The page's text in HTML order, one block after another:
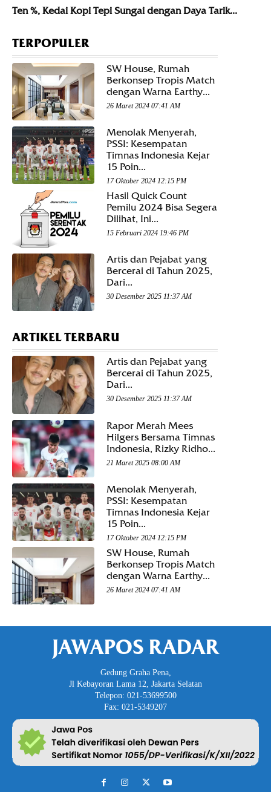
Ten %, Kedai Kopi Tepi Sungai dengan Daya Tarik...
TERPOPULER
SW House, Rumah
Berkonsep Tropis Match
dengan Warna Earthy...
26 Maret 2024 07:41 AM
Menolak Menyerah,
PSSI: Kesempatan
Timnas Indonesia Kejar
15 Poin...
17 Oktober 2024 12:15 PM
Hasil Quick Count
Pemilu 2024 Bisa Segera
Dilihat, Ini...
15 Februari 2024 19:46 PM
Artis dan Pejabat yang
Bercerai di Tahun 2025,
Dari...
30 Desember 2025 11:37 AM
ARTIKEL TERBARU
Artis dan Pejabat yang
Bercerai di Tahun 2025,
Dari...
30 Desember 2025 11:37 AM
Rapor Merah Mees
Hilgers Bersama Timnas
Indonesia, Rizky Ridho...
21 Maret 2025 08:00 AM
Menolak Menyerah,
PSSI: Kesempatan
Timnas Indonesia Kejar
15 Poin...
17 Oktober 2024 12:15 PM
SW House, Rumah
Berkonsep Tropis Match
dengan Warna Earthy...
26 Maret 2024 07:41 AM
JAWAPOS RADAR
Gedung Graha Pena,
Jl Kebayoran Lama 12, Jakarta Selatan
Telepon: 021-53699500
Fax: 021-5349207